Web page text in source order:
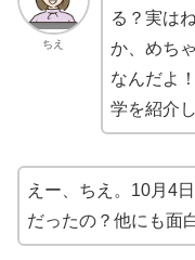
ちえ
る？実は
か、めち
なんだよ
学を紹介
えー、ちえ。10月4
だったの？他にも面